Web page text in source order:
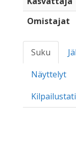
Omistajat
Suku
Näyttelyt